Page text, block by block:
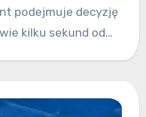
podejmuje decyzję
kilku sekund od…